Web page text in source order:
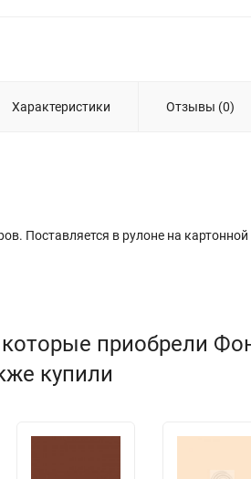
Характеристики Отзывы (0)
Поставляется в рулоне на
приобрели
купили